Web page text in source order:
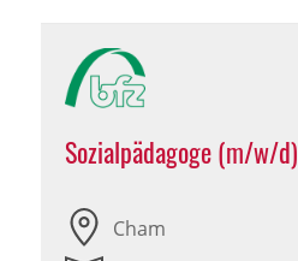
Sozialpädagoge (m/w/d)
Cham